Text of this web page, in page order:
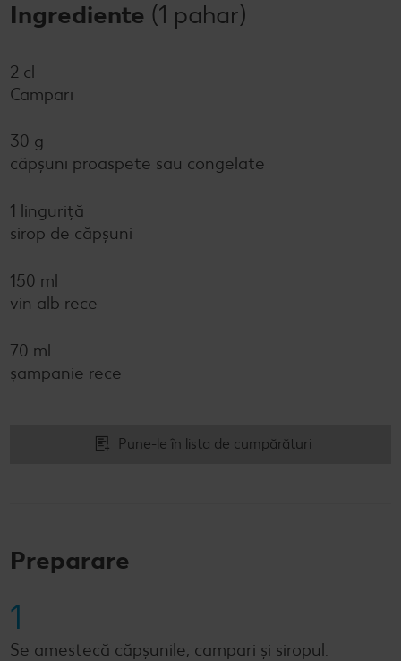
Ingrediente (1 pahar)
2 cl
Campari
30 g
căpșuni proaspete sau congelate
1 linguriță
sirop de căpșuni
150 ml
vin alb rece
70 ml
șampanie rece
Pune-le în lista de cumpărături
Preparare
1
Se amestecă căpșunile, campari și siropul.